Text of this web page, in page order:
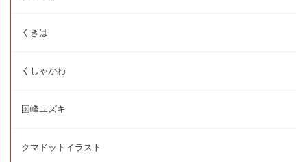
くきは
くしゃかわ
国峰ユズキ
クマドットイラスト